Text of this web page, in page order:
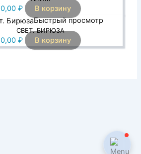
0,00 ₽
В корзину
Быстрый просмотр
СВЕТ. БИРЮЗА
0,00 ₽ В корзину